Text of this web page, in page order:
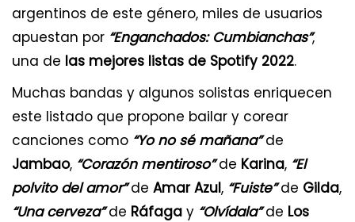
argentinos de este género, miles de usuarios
apuestan por “Enganchados: Cumbianchas”,
una de las mejores listas de Spotify 2022.
Muchas bandas y algunos solistas enriquecen
este listado que propone bailar y corear
canciones como “Yo no sé mañana”de
Jambao, “Corazón mentiroso”de Karina, “El
polvito del amor”de Amar Azul, “Fuiste”de Gilda,
“Una cerveza”de Ráfaga y “Olvídala”de Los